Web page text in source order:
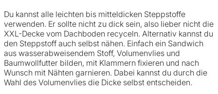
Du kannst alle leichten bis mitteldicken Steppstoffe
verwenden. Er sollte nicht zu dick sein, also lieber nicht die
XXL-Decke vom Dachboden recyceln. Alternativ kannst du
den Steppstoff auch selbst nähen. Einfach ein Sandwich
aus wasserabweisendem Stoff, Volumenvlies und
Baumwollfutter bilden, mit Klammern fixieren und nach
Wunsch mit Nähten garnieren. Dabei kannst du durch die
Wahl des Volumenvlies die Dicke selbst entscheiden.